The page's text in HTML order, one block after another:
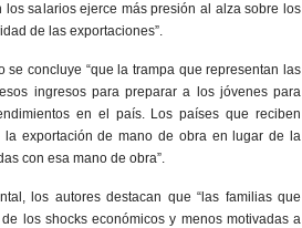
los salarios ejerce más presión al alza sobre los
de las exportaciones”.
se concluye “que la trampa que representan las
ingresos para preparar a los jóvenes para
en el país. Los países que reciben
exportación de mano de obra en lugar de la
con esa mano de obra”.
los autores destacan que “las familias que
los shocks económicos y menos motivadas a